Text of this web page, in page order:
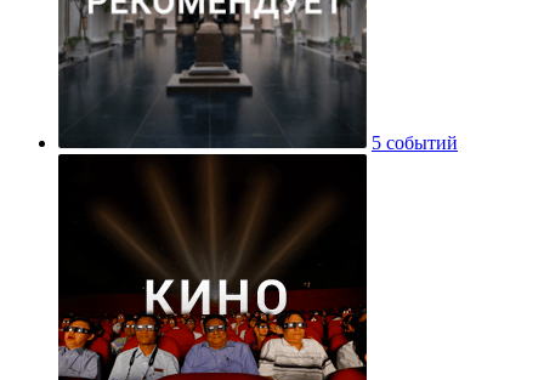
5 событий